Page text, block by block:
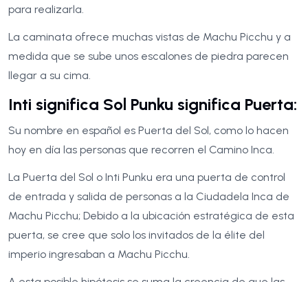
para realizarla.
La caminata ofrece muchas vistas de Machu Picchu y a
medida que se sube unos escalones de piedra parecen
llegar a su cima.
Inti significa Sol Punku significa Puerta:
Su nombre en español es Puerta del Sol, como lo hacen
hoy en día las personas que recorren el Camino Inca.
La Puerta del Sol o Inti Punku era una puerta de control
de entrada y salida de personas a la Ciudadela Inca de
Machu Picchu; Debido a la ubicación estratégica de esta
puerta, se cree que solo los invitados de la élite del
imperio ingresaban a Machu Picchu.